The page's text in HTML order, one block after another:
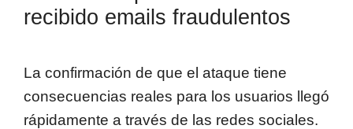
recibido emails fraudulentos
La confirmación de que el ataque tiene
consecuencias reales para los usuarios llegó
rápidamente a través de las redes sociales.